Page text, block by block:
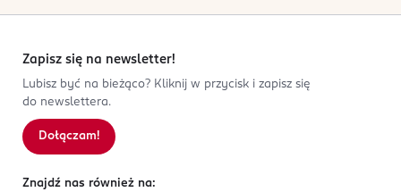
Domaniewska 48
02-672
perrigopoland@perrigo.com
228525551
PL-Polska
4
0%
2
1
0%
Sortowanie wg
Zapisz się na newsletter!
Lubisz być na bieżąco? Kliknij w przycisk i zapisz się
do newslettera.
Dołączam!
Znajdź nas również na: